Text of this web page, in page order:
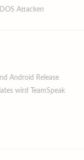
Attacken
Android Release
wird TeamSpeak